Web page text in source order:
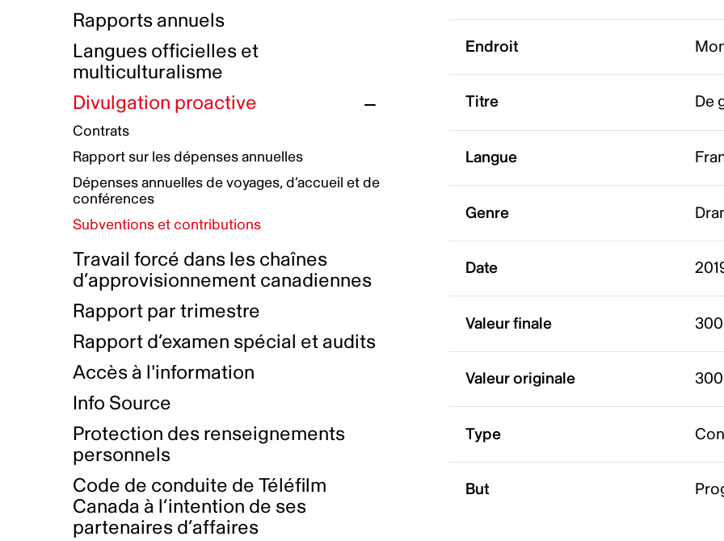
Initiatives autochtones
Plan de réconciliation autochtone
Groupe de travail autochtone
Principes directeurs sur le
harcèlement
Plan d’action pour la parité
Plan d'équité, de diversité,
d'inclusion et d'accessibilité
Boîte à outils pour le récit authentique
Collecte de données et l’auto-identification
Plan d'accessibilité
Rémunération et avantages
Prix et certifications
Nos valeurs d’entreprise
Rapports annuels
Langues officielles et
multiculturalisme
Divulgation proactive
Contrats
Rapport sur les dépenses annuelles
Dépenses annuelles de voyages, d’accueil et de
conférences
Subventions et contributions
Travail forcé dans les chaînes
d’approvisionnement canadiennes
Rapport par trimestre
Rapport d’examen spécial et audits
Accès à l'information
Info Source
Protection des renseignements
personnels
Code de conduite de Téléfilm
Canada à l’intention de ses
partenaires d’affaires
Endroit
Titre De
Langue
Genre
Date
Valeur finale
Valeur originale
Type
But